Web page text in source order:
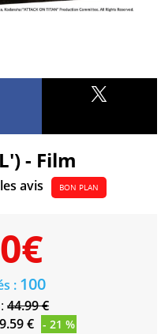
- Film
avis BON PLAN
€
: 100
44.99 €
€
- 21 %